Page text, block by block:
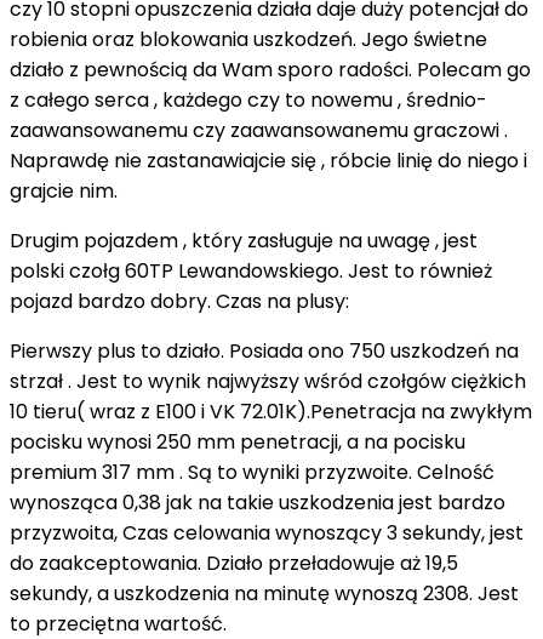
czy 10 stopni opuszczenia działa daje duży potencjał do
robienia oraz blokowania uszkodzeń. Jego świetne
działo z pewnością da Wam sporo radości. Polecam go
z całego serca , każdego czy to nowemu , średnio-
zaawansowanemu czy zaawansowanemu graczowi .
Naprawdę nie zastanawiajcie się , róbcie linię do niego i
grajcie nim.
Drugim pojazdem , który zasługuje na uwagę , jest
polski czołg 60TP Lewandowskiego. Jest to również
pojazd bardzo dobry. Czas na plusy:
Pierwszy plus to działo. Posiada ono 750 uszkodzeń na
strzał . Jest to wynik najwyższy wśród czołgów ciężkich
10 tieru( wraz z E100 i VK 72.01K).Penetracja na zwykłym
pocisku wynosi 250 mm penetracji, a na pocisku
premium 317 mm . Są to wyniki przyzwoite. Celność
wynosząca 0,38 jak na takie uszkodzenia jest bardzo
przyzwoita, Czas celowania wynoszący 3 sekundy, jest
do zaakceptowania. Działo przeładowuje aż 19,5
sekundy, a uszkodzenia na minutę wynoszą 2308. Jest
to przeciętna wartość.